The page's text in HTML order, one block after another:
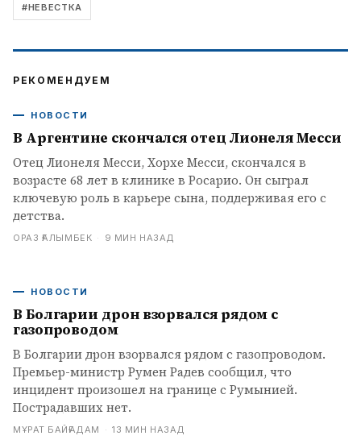
#НЕВЕСТКА
РЕКОМЕНДУЕМ
НОВОСТИ
В Аргентине скончался отец Лионеля Месси
Отец Лионеля Месси, Хорхе Месси, скончался в
возрасте 68 лет в клинике в Росарио. Он сыграл
ключевую роль в карьере сына, поддерживая его с
детства.
ОРАЗ ҒАЛЫМБЕК · 9 МИН НАЗАД
НОВОСТИ
В Болгарии дрон взорвался рядом с
газопроводом
В Болгарии дрон взорвался рядом с газопроводом.
Премьер-министр Румен Радев сообщил, что
инцидент произошел на границе с Румынией.
Пострадавших нет.
МҰРАТ БАЙҒАДАМ · 13 МИН НАЗАД